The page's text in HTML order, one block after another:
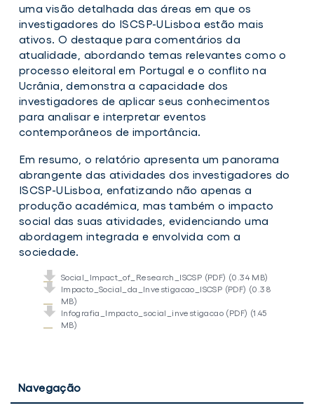
uma visão detalhada das áreas em que os
investigadores do ISCSP-ULisboa estão mais
ativos. O destaque para comentários da
atualidade, abordando temas relevantes como o
processo eleitoral em Portugal e o conflito na
Ucrânia, demonstra a capacidade dos
investigadores de aplicar seus conhecimentos
para analisar e interpretar eventos
contemporâneos de importância.
Em resumo, o relatório apresenta um panorama
abrangente das atividades dos investigadores do
ISCSP-ULisboa, enfatizando não apenas a
produção académica, mas também o impacto
social das suas atividades, evidenciando uma
abordagem integrada e envolvida com a
sociedade.
Social_Impact_of_Research_ISCSP (PDF) (0.34 MB)
Impacto_Social_da_Investigacao_ISCSP (PDF) (0.38
MB)
Infografia_Impacto_social_investigacao (PDF) (1.45
MB)
Navegação